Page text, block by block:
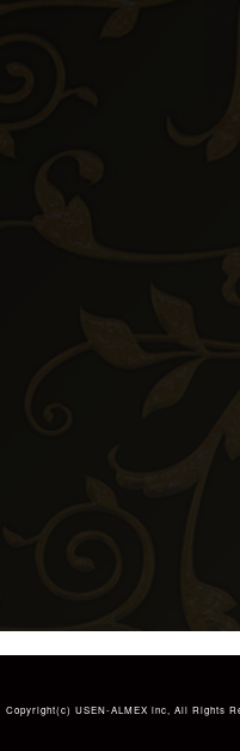
Copyright(c)USEN-ALMEX inc, All Rights